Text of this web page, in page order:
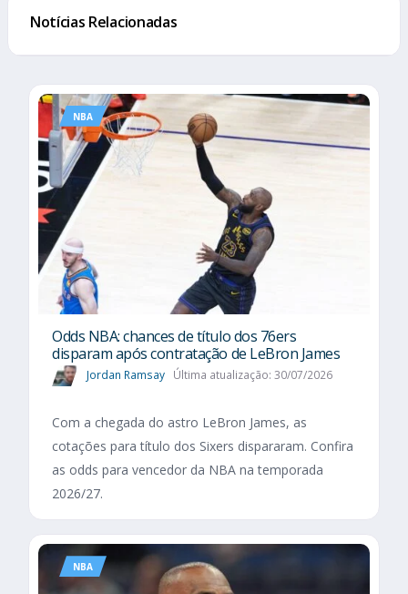
Notícias Relacionadas
NBA
Odds NBA: chances de título dos 76ers
disparam após contratação de LeBron James
Jordan Ramsay Última atualização: 30/07/2026
Com a chegada do astro LeBron James, as
cotações para título dos Sixers dispararam. Confira
as odds para vencedor da NBA na temporada
2026/27.
NBA